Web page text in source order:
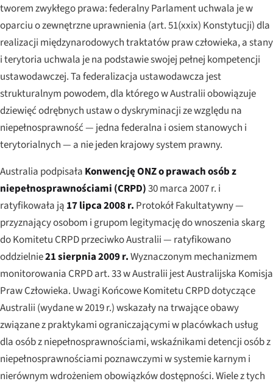
tworem zwykłego prawa: federalny Parlament uchwala je w
oparciu o zewnętrzne uprawnienia (art. 51(xxix) Konstytucji) dla
realizacji międzynarodowych traktatów praw człowieka, a stany
i terytoria uchwala je na podstawie swojej pełnej kompetencji
ustawodawczej. Ta federalizacja ustawodawcza jest
strukturalnym powodem, dla którego w Australii obowiązuje
dziewięć odrębnych ustaw o dyskryminacji ze względu na
niepełnosprawność — jedna federalna i osiem stanowych i
terytorialnych — a nie jeden krajowy system prawny.
Australia podpisała Konwencję ONZ o prawach osób z
niepełnosprawnościami (CRPD)30 marca 2007 r. i
ratyfikowała ją 17 lipca 2008 r. Protokół Fakultatywny —
przyznający osobom i grupom legitymację do wnoszenia skarg
do Komitetu CRPD przeciwko Australii — ratyfikowano
oddzielnie21 sierpnia 2009 r.Wyznaczonym mechanizmem
monitorowania CRPD art. 33 w Australii jest Australijska Komisja
Praw Człowieka. Uwagi Końcowe Komitetu CRPD dotyczące
Australii (wydane w 2019 r.) wskazały na trwające obawy
związane z praktykami ograniczającymi w placówkach usług
dla osób z niepełnosprawnościami, wskaźnikami detencji osób z
niepełnosprawnościami poznawczymi w systemie karnym i
nierównym wdrożeniem obowiązków dostępności. Wiele z tych